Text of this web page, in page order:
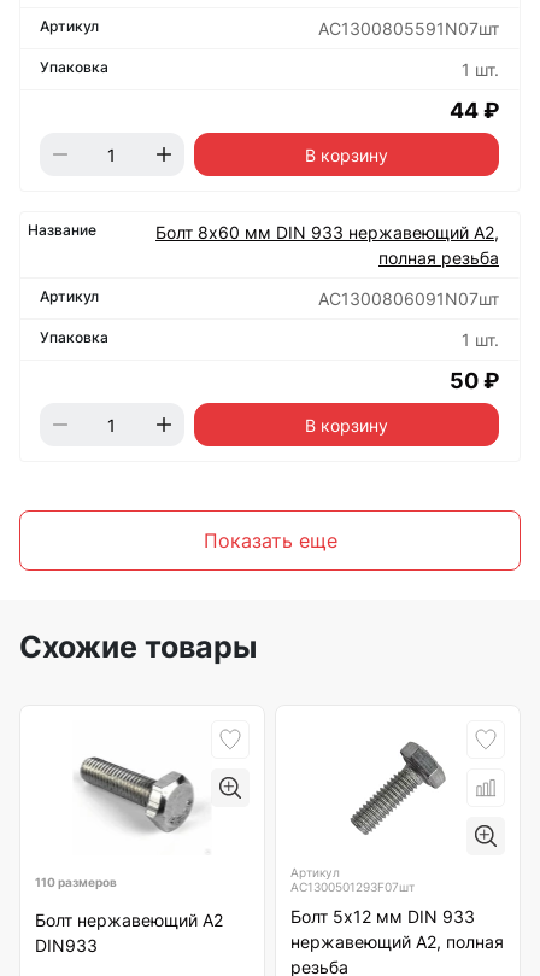
АС1300805591N07шт
1 шт.
44 ₽
В корзину
Болт 8х60 мм DIN 933 нержавеющий А2,
полная резьба
АС1300806091N07шт
1 шт.
50 ₽
В корзину
Показать еще
Схожие товары
110 размеров
Болт нержавеющий А2
DIN933
Артикул
АС1300501293F07шт
Болт 5х12 мм DIN 933
нержавеющий А2, полная
резьба